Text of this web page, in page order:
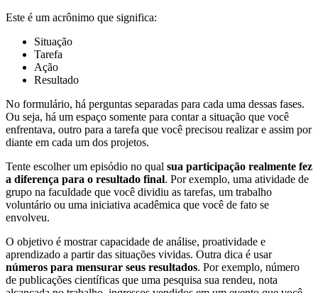
Este é um acrônimo que significa:
Situação
Tarefa
Ação
Resultado
No formulário, há perguntas separadas para cada uma dessas fases.
Ou seja, há um espaço somente para contar a situação que você
enfrentava, outro para a tarefa que você precisou realizar e assim por
diante em cada um dos projetos.
Tente escolher um episódio no qual sua participação realmente fez
a diferença para o resultado final. Por exemplo, uma atividade de
grupo na faculdade que você dividiu as tarefas, um trabalho
voluntário ou uma iniciativa acadêmica que você de fato se
envolveu.
O objetivo é mostrar capacidade de análise, proatividade e
aprendizado a partir das situações vividas. Outra dica é usar
números para mensurar seus resultados. Por exemplo, número
de publicações científicas que uma pesquisa sua rendeu, nota